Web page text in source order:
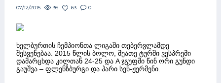
07/12/2015 36 63 0
ხელბურთის ჩემპიონთა ლიგაში თებერვლამდე
შესვენებაა. 2015 წლის ბოლო, მეათე ტურში ვესპრემი
დამარცხდა კილთან 24-25 და A ჯგუფში წინ ორი გუნდი
გაუშვა – ფლენზბურგი და პარი სენ-ჟერმენი.